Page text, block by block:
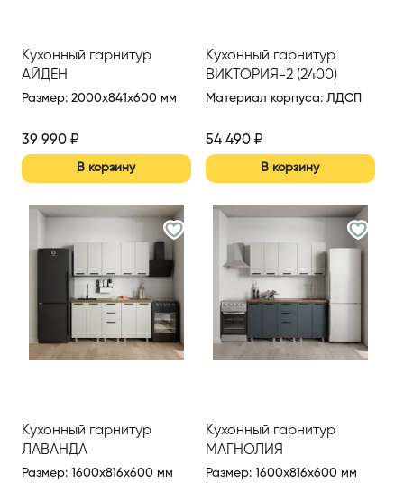
Кухонный гарнитур
АЙДЕН
Размер: 2000x841x600 мм
39 990 ₽
В корзину
Кухонный гарнитур
ВИКТОРИЯ-2 (2400)
Материал корпуса: ЛДСП
54 490₽
В корзину
Кухонный гарнитур
ЛАВАНДА
Размер: 1600x816x600 мм
Кухонный гарнитур
МАГНОЛИЯ
Размер: 1600x816x600 мм